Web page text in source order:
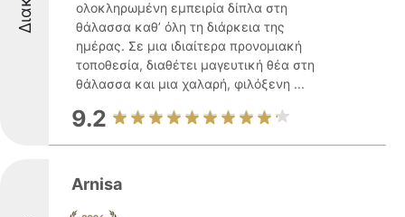
ολοκληρωμένη εμπειρία δίπλα στη
θάλασσα καθ’ όλη τη διάρκεια της
ημέρας. Σε μια ιδιαίτερα προνομιακή
τοποθεσία, διαθέτει μαγευτική θέα στη
θάλασσα και μια χαλαρή, φιλόξενη ...
9.2
Arnisa